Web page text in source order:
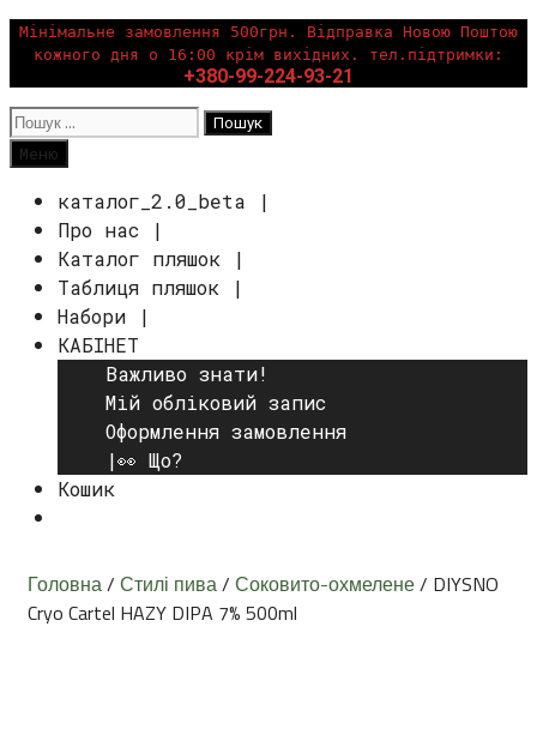
Перейти
вмісту
Мінімальне замовлення 500грн. Відправка Новою Поштою
кожного дня о 16:00 крім вихідних. тел.підтримки:
+380-99-224-93-21
Пошук:
Пошук
Меню
каталог_2.0_beta |
Про нас |
Каталог пляшок |
Таблиця пляшок |
Набори |
КАБІНЕТ
Важливо знати!
Мій обліковий запис
Оформлення замовлення
|👀 Що?
Кошик
Головна/ Стилі пива/ Соковито-охмелене/ DIYSNO
Cryo Cartel HAZY DIPA 7% 500ml